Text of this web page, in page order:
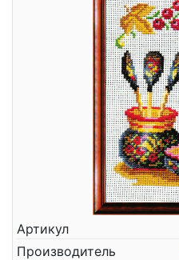
Артикул
Производитель